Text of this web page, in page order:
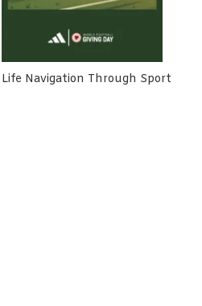
Life Navigation Through Sport